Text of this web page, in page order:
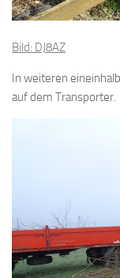
Bild: DJ8AZ
In weiteren
auf dem Transporter.